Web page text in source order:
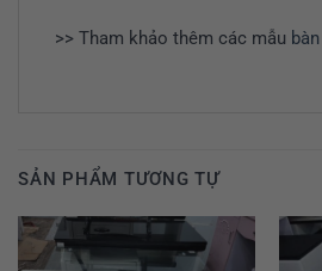
>> Tham khảo thêm các mẫu
SẢN PHẨM TƯƠNG TỰ